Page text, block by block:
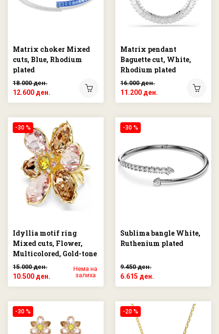
Matrix choker Mixed
cuts, Blue, Rhodium
plated
18.000 ден.
12.600 ден.
Matrix pendant
Baguette cut, White,
Rhodium plated
16.000 ден.
11.200 ден.
-30 %
Idyllia motif ring
Mixed cuts, Flower,
Multicolored, Gold-tone
plated
15.000 ден.
10.500 ден.
Нема на
залиха
-30 %
Sublima bangle White,
Ruthenium plated
9.450 ден.
6.615 ден.
-30 % -20 %